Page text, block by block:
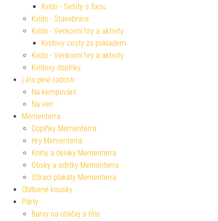
Kvído - Sešity s fixou
Kvído - Stavebnice
Kvído - Venkovní hry a aktivity
Kvídovy cesty za pokladem
Kvído - Venkovní hry a aktivity
Kvídovy doplňky
Léto plné radosti
Na kempování
Na ven
Mementerra
Doplňky Mementerra
Hry Mementerra
Knihy a deníky Mementerra
Otisky a odlitky Mementerra
Stírací plakáty Mementerra
Oblíbené kousky
Párty
Barvy na obličej a tělo